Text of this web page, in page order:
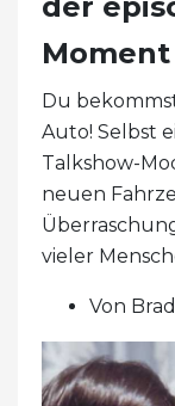
Du
Auto! Selbst
Talkshow-
neuen
vieler
Von